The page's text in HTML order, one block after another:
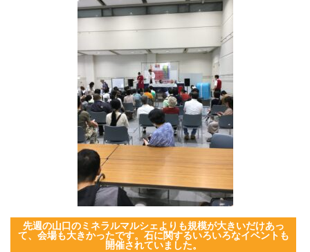
先週の山口のミネラルマルシェよりも規模が大きいだけあっ
て、会場も大きかったです。石に関するいろいろなイベントも
開催されていました。